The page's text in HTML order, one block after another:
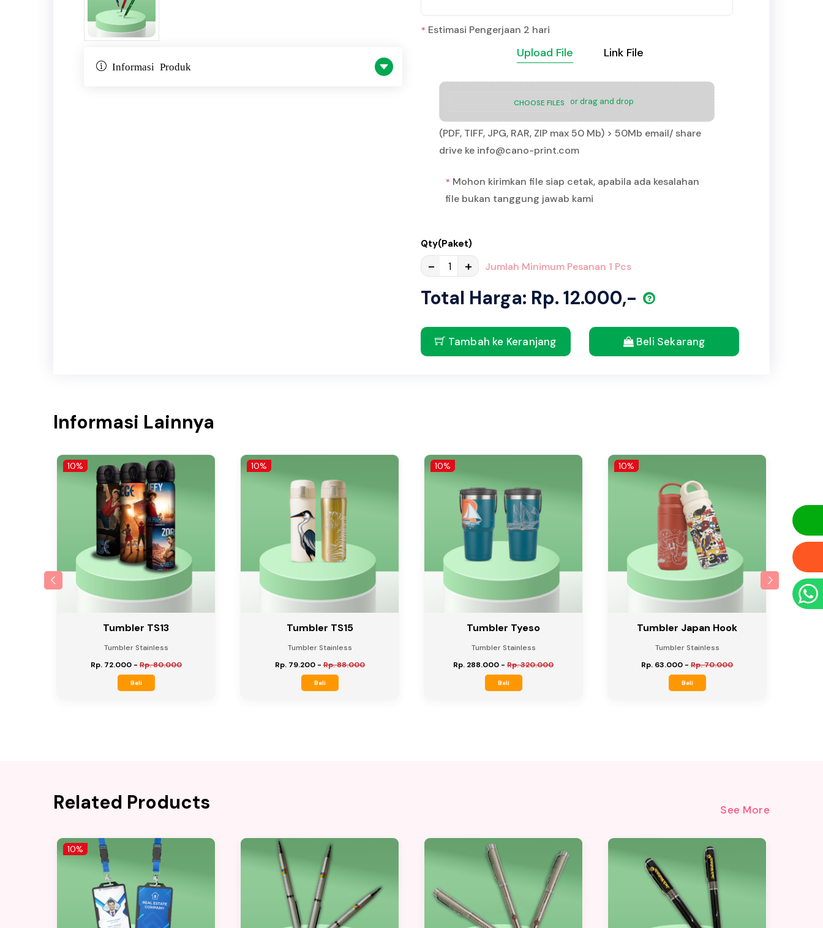
Informasi Produk
* Estimasi Pengerjaan 2 hari
Upload File Link File
CHOOSE FILES or drag and drop
(PDF, TIFF, JPG, RAR, ZIP max 50 Mb) > 50Mb email/ share
drive ke info@cano-print.com
* Mohon kirimkan file siap cetak, apabila ada kesalahan
file bukan tanggung jawab kami
Qty(Paket)
- + Jumlah Minimum Pesanan 1 Pcs
Total Harga: Rp. 12.000,-
Tambah ke Keranjang Beli Sekarang
Informasi Lainnya
10%
Tumbler TS13
Tumbler Stainless
Rp. 72.000-Rp. 80.000
Beli
10%
Tumbler TS15
Tumbler Stainless
Rp. 79.200-Rp. 88.000
Beli
10%
Tumbler Tyeso
Tumbler Stainless
Rp. 288.000 - Rp. 320.000
Beli
10%
Tumbler Japan Hook
Tumbler Stainless
Rp. 63.000 - Rp. 70.000
Beli
Related Products See More
10%